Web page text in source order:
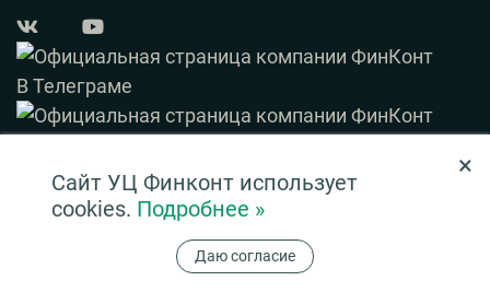
Нашли ошибку? Выделите ее и нажмите Ctrl+Enter
Информация на сайте ни при каких условиях не является публичной офертой,
определяемой положениями ч. 2 ст. 437 ГК РФ
×
Сайт УЦ Финконт использует
cookies. Подробнее »
Даю согласие